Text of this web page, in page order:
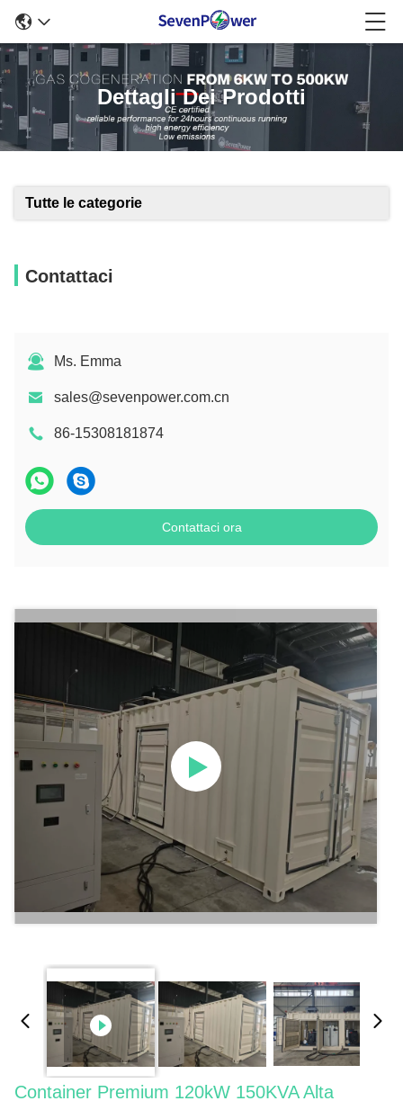
Dettagli Dei Prodotti
Tutte le categorie
Contattaci
Ms. Emma
sales@sevenpower.com.cn
86-15308181874
Contattaci ora
Container Premium 120kW 150KVA Alta